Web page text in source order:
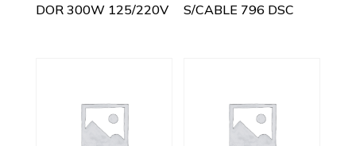
DOR 300W 125/220V
S/CABLE 796 DSC